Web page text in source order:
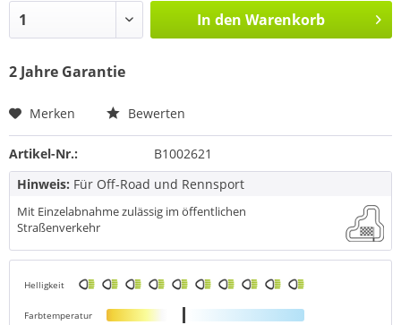
In den Warenkorb
2 Jahre Garantie
Merken Bewerten
Artikel-Nr.:
B1002621
Hinweis: Für Off-Road und Rennsport
Mit Einzelabnahme zulässig im öffentlichen
Straßenverkehr
Helligkeit
Farbtemperatur